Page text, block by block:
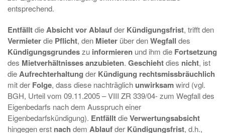
entsprechend.
EntfälltdieAbsicht vor Ablaufder Kündigungsfrist, trifft den
Vermieterdie Pflicht, den Mieter über denWegfall des
Kündigungsgrundeszu informieren und ihm die Fortsetzung
des Mietverhältnisses anzubieten. Geschiehtdies nicht, ist
dieAufrechterhaltung der Kündigung rechtsmissbräuchlich
mit der Folge, dass diese nachträglich unwirksamwird (vgl.
BGH, Urteil vom 09.11.2005 – VIII ZR 339/04- zum Wegfall des
Eigenbedarfs nach dem Ausspruch einer
Eigenbedarfskündigung). EntfälltdieVerwertungsabsicht
hingegen erst nach dem Ablaufder Kündigungsfrist, d.h.,